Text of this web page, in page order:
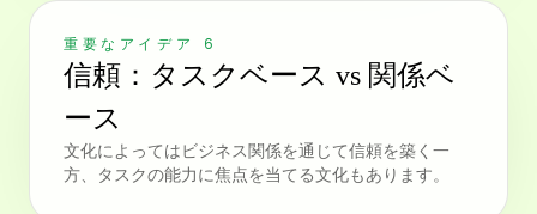
重要なアイデア 6
信頼：タスクベース vs 関係ベ
ース
文化によってはビジネス関係を通じて信頼を築く一
方、タスクの能力に焦点を当てる文化もあります。